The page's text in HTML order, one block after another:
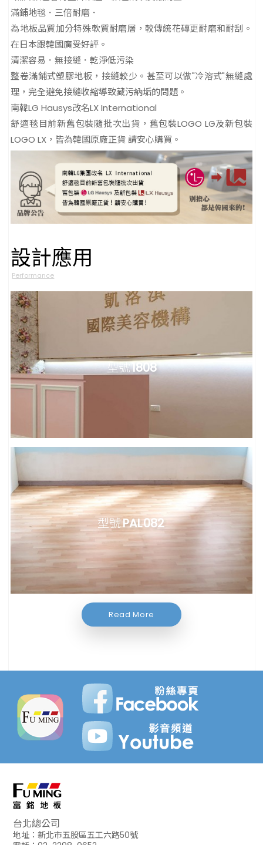
滿鋪地毯．三倍耐磨．
為地板品質加分特殊軟質耐磨層，較傳統花磚更耐磨和耐刮。
在日本跟韓國廣受好評。
清潔容易．無接縫．乾淨低污染
整卷滿鋪式塑膠地板，接縫較少。甚至可以做"冷溶式"無縫處
理，完全避免接縫收縮導致藏污納垢的問題。
南韓LG Hausys改名LX International
舒適毯目前新舊包裝隨批次出貨，舊包裝LOGO LG及新包裝
LOGO LX，皆為韓國原廠正貨 請安心購買。
設計應用
Performance
型號1808
型號PAL 082
Read More
台北總公司
地址：新北市五股區五工六路50號